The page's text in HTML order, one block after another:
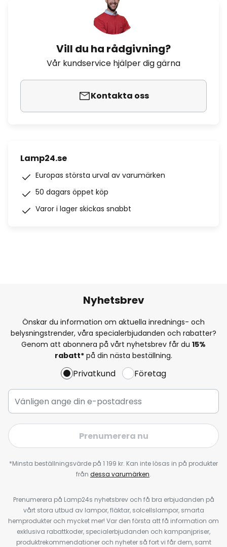
Vill du ha rådgivning?
Vår kundservice hjälper dig gärna
Kontakta oss
Lamp24.se
Europas största urval av varumärken
50 dagars öppet köp
Varor i lager skickas snabbt
Nyhetsbrev
Önskar du information om aktuella inrednings- och
belysningstrender, våra specialerbjudanden och rabatter?
Genom att abonnera på vårt nyhetsbrev får du 15%
rabatt* på din nästa beställning.
Privatkund Företag
Prenumerera nu
*Minsta beställningsvärde på 1 199 kr. Kan inte lösas in på produkter
från dessa varumärken.
Prenumerera på Lamp24s nyhetsbrev och få bra erbjudanden på
vårt stora utbud av lampor, fläktar, solcellslampor, smarta
hemprodukter och mycket mer! Var den första att få information om
exklusiva rabattkoder, specialerbjudanden och kampanjpriser,
produktrekommendationer och nyheter så fort vi får dem, samt